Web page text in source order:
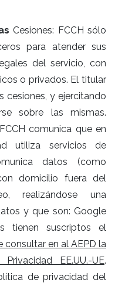
Cesiones: FCCH sólo
para atender sus
del servicio, con
o privados. El titular
cesiones, y ejercitando
sobre las mismas.
comunica que en
utiliza servicios de
datos (como
domicilio fuera del
realizándose una
y que son: Google
tienen suscriptos el
consultar en al AEPD la
EE.UU.-UE.
de privacidad del